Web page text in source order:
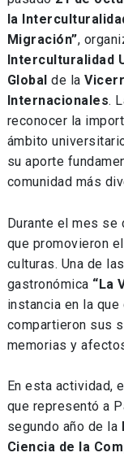
la
Migración”,
Interculturalidad
Global de la
Internacionales.
reconocer la
ámbito
su aporte
comunidad más
Durante el mes
que promovieron
culturas. Una de
gastronómica “La
instancia en la
compartieron sus
memorias y
En esta actividad, el
que representó a
segundo año de la
Ciencia de la